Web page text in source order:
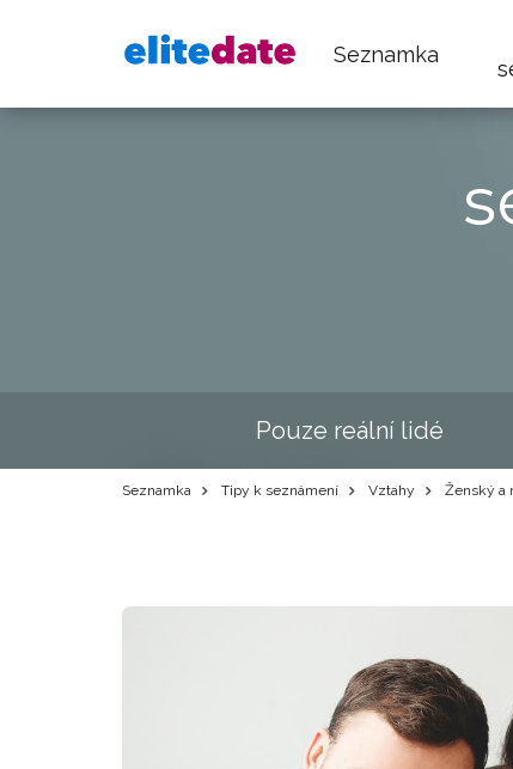
Seznamka
Pouze reální lidé
Seznamka Tipy k seznámení Vztahy Ženský a